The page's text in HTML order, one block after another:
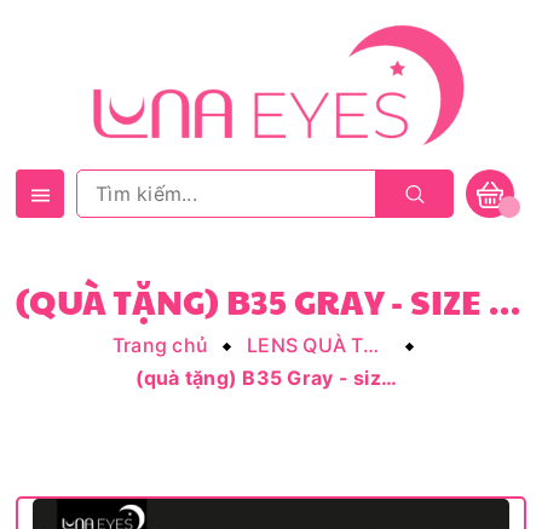
(QUÀ TẶNG) B35 GRAY - SIZE TO
Trang chủ
LENS QUÀ TẶNG
(quà tặng) B35 Gray - size to